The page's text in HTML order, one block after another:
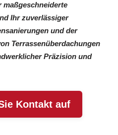
maßgeschneiderte
Ihr zuverlässiger
und der
Terrassenüberdachungen
Präzision und
Kontakt auf